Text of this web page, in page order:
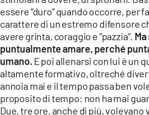
ILVIBONESE.IT
CATANZAROCHANNEL.IT
LACAPITALENEWS.IT
App
ANDROID
essere “duro” quando occorre, per
carattere di un estremo difensore
avere grinta, coraggio e “pazzia”.
puntualmente amare, perché
umano. E poi allenarsi con lui è un
altamente formativo, oltreché
annoia mai e il tempo passa ben
proposito di tempo: non ha mai
Due, tre ore, anche di più, volevano